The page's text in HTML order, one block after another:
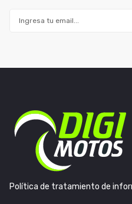
Política de tratamiento de